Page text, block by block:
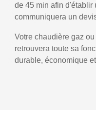
de 45 min afin d'établir
communiquera un
Votre chaudière gaz
retrouvera toute sa
durable, économique